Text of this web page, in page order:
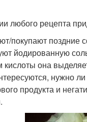
любого рецепта
покупают поздние
йодированную
кислоты она
нужно
продукта и